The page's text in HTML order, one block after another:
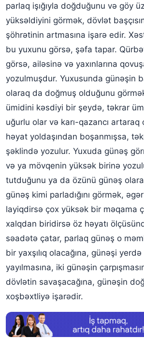
parlaq işığıyla doğduğunu və göy
yüksəldiyini görmək, dövlət
şöhrətinin artmasına işarə edir.
bu yuxunu görsə, şəfa tapar.
görsə, ailəsinə və yaxınlarına
yozulmuşdur. Yuxusunda günəşin
olaraq da doğmuş olduğunu
ümidini kəsdiyi bir şeydə, təkrar
uğurlu olar və karı-qazancı artaraq
həyat yoldaşından boşanmışsa,
şəklində yozulur. Yuxuda günəş
və ya mövqenin yüksək birinə
tutduğunu ya da özünü günəş
günəş kimi parladığını görmək,
layiqdirsə çox yüksək bir məqama
xalqdan biridirsə öz həyatı
səadətə çatar, parlaq günəş o
bir yaxşılıq olacağına, günəşi
yayılmasına, iki günəşin
dövlətin savaşacağına, günəşin
xoşbəxtliyə işarədir.